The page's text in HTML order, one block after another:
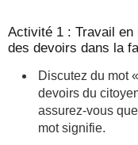
Activité 1 : Travail
des devoirs dans la
Discutez du mot
devoirs du
assurez-vous
mot signifie.